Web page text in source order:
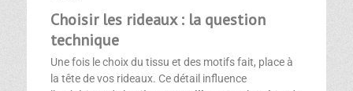
Choisir les rideaux : la question
technique
Une fois le choix du tissu et des motifs fait, place à
la tête de vos rideaux. Ce détail influence